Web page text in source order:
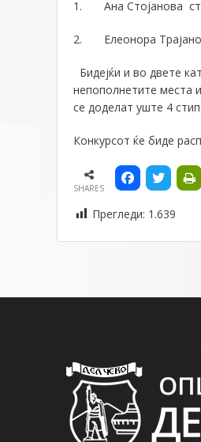
1. Ана Стојанова
2. Елеонора
Бидејќи и во двете
непополнетите места
се доделат уште 4
Конкурсот ќе биде
SHARES
Прегледи: 1.639